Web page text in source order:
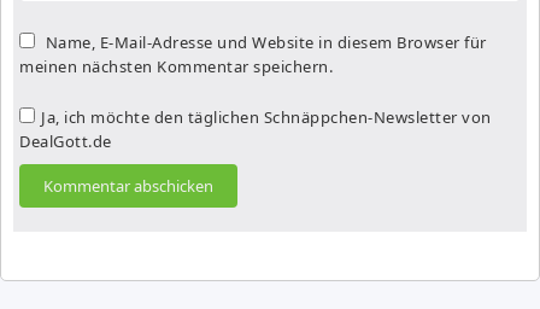
Name, E-Mail-Adresse und Website in diesem Browser für
meinen nächsten Kommentar speichern.
Ja, ich möchte den täglichen Schnäppchen-Newsletter von
DealGott.de